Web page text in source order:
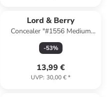
Lord & Berry
Concealer "#1556 Medium
Natural", 4,5 ml
-53%
13,99 €
UVP: 30,00 €*